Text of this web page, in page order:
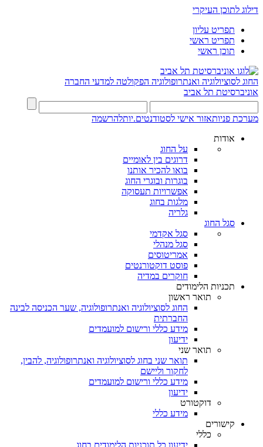
דילוג לתוכן העיקרי
תפריט עליון
תפריט ראשי
תוכן ראשי
החוג לסוציולוגיה ואנתרופולוגיה הפקולטה למדעי החברה
אוניברסיטת תל אביב
מערכת פניותאזור אישי לסטודנטים.יותלהרשמה
אודות
על החוג
דרוגים בין לאומיים
בואו להכיר אותנו
בוגרות ובוגרי החוג
אפשרויות תעסוקה
מלגות בחוג
גלריה
סגל החוג
סגל אקדמי
סגל מנהלי
אמריטוסים
פוסט דוקטורנטים
חוקרים במדיה
תכניות הלימודים
תואר ראשון
החוג לסוציולוגיה ואנתרופולוגיה, שער הכניסה לבינה
החברתית
מידע כללי ורישום למועמדים
ידיעון
תואר שני
תואר שני בחוג לסוציולוגיה ואנתרופולוגיה, להבין,
לחקור וליישם
מידע כללי ורישום למועמדים
ידיעון
דוקטורט
מידע כללי
קישורים
כללי
ידיעון כל תוכניות הלימודים בחוג